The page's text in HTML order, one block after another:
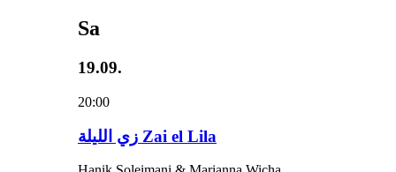
Sa
19.09.
20:00
زي‌ اللیلة Zai el Lila